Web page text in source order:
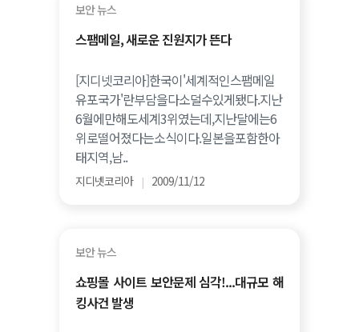
보안 뉴스
스팸메일, 새로운 진원지가 뜬다
[지디넷코리아]한국이'세계적인스팸메일
유포국가'란부담을다소덜수있게됐다.지난
6월에만해도세계3위였는데,지난달에는6
위로떨어졌다는소식이다.일본을포함한아
태지역,남..
지디넷코리아 | 2009/11/12
보안 뉴스
쇼핑몰 사이트 보안문제 심각!...대규모 해
킹사건 발생